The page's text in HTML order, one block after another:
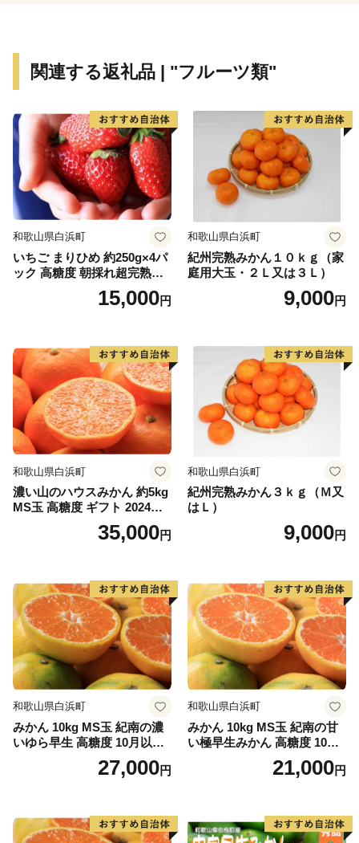
【笠間市は、総務省からふるさと納税の指定基準に適合
6年10月1日～令和7年9月30日】
■□■………………………………………………………
お礼の品・証明書等のお問い合わせはこちらへ
笠間市ふるさと納税サポート室
電話 ：050-3098-1091（平日9:00～18：00）
メール：kasama.furusato@thankslab.biz
………………………………………………………■□■
関連する返礼品 | "フルーツ類"
和歌山県白浜町
いちご まりひめ 約250g×4パ
ック 高糖度 朝採れ超完熟ま
りひめ 1月以降発送分
15,000円
和歌山県白浜町
紀州完熟みかん１０ｋｇ（家
庭用大玉・２Ｌ又は３Ｌ）
9,000円
和歌山県白浜町
濃い山のハウスみかん 約5kg
MS玉 高糖度 ギフト 2024年7
35,000円
和歌山県白浜町
紀州完熟みかん３ｋｇ（Ｍ又
はＬ）
9,000円
和歌山県白浜町
みかん 10kg MS玉 紀南の濃
いゆら早生 高糖度 10月以降
発送 マルチ被覆栽培27,000円
和歌山県白浜町
みかん 10kg MS玉 紀南の甘
い極早生みかん 高糖度 10月
以降発送 マルチ被覆栽培
21,000円